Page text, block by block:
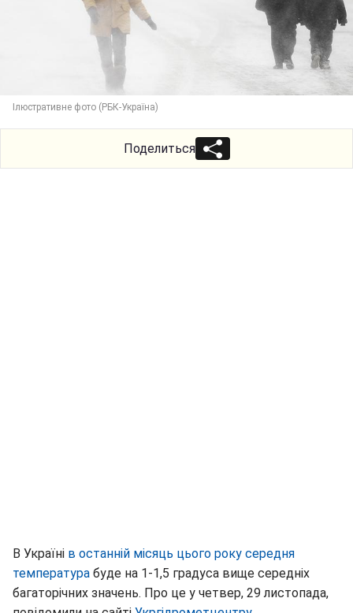
Ілюстративне фото (РБК-Україна)
Поделиться
В Україні в останній місяць цього року середня
температура буде на 1-1,5 градуса вище середніх
багаторічних значень. Про це у четвер, 29 листопада,